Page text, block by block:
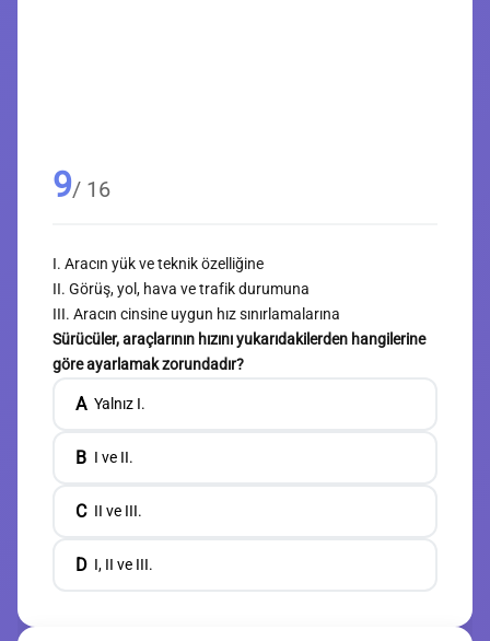
9/ 16
I. Aracın yük ve teknik özelliğine
II. Görüş, yol, hava ve trafik durumuna
III. Aracın cinsine uygun hız sınırlamalarına
Sürücüler, araçlarının hızını yukarıdakilerden hangilerine
göre ayarlamak zorundadır?
A Yalnız I.
B I ve II.
C II ve III.
D I, II ve III.